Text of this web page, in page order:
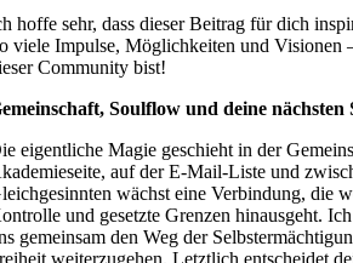
hoffe sehr, dass dieser Beitrag für dich
viele Impulse, Möglichkeiten und Visionen
Community bist!
Soulflow und deine nächsten
eigentliche Magie geschieht in der
auf der E-Mail-Liste und
wächst eine Verbindung, die
und gesetzte Grenzen hinausgeht.
gemeinsam den Weg der
weiterzugehen. Letztlich entscheidet